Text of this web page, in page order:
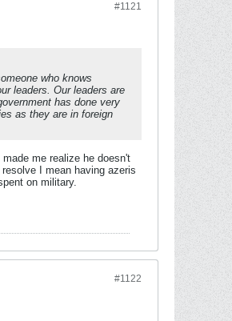
#1121
who knows
leaders. Our leaders are
has done very
as they are in foreign
me realize he doesn't
I mean having azeris
on military.
#1122